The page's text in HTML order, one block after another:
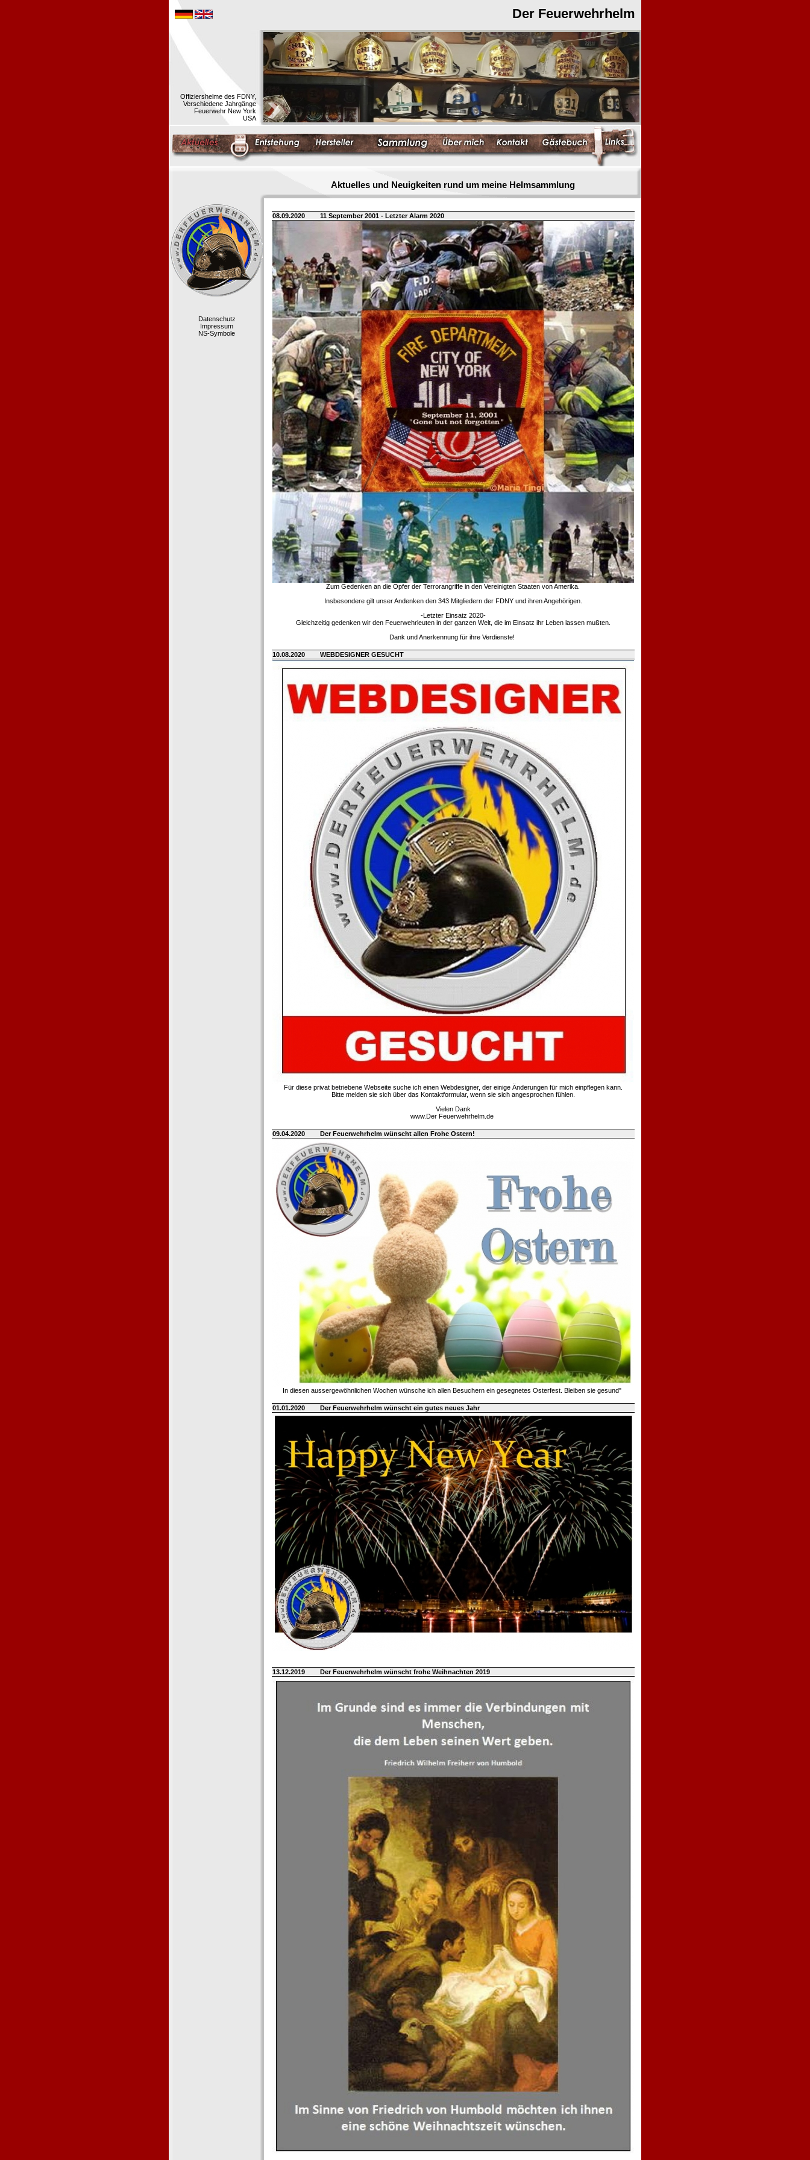
Der Feuerwehrhelm
Offiziershelme des FDNY,
Verschiedene Jahrgänge
Feuerwehr New York
USA
Aktuelles und Neuigkeiten rund um meine Helmsammlung
Datenschutz
Impressum
NS-Symbole
08.09.2020 11 September 2001 - Letzter Alarm 2020
Zum Gedenken an die Opfer der Terrorangriffe in den Vereinigten Staaten von Amerika.
Insbesondere gilt unser Andenken den 343 Mitgliedern der FDNY und ihren Angehörigen.
-Letzter Einsatz 2020-
Gleichzeitig gedenken wir den Feuerwehrleuten in der ganzen Welt, die im Einsatz ihr Leben lassen mußten.
Dank und Anerkennung für ihre Verdienste!
10.08.2020 WEBDESIGNER GESUCHT
Für diese privat betriebene Webseite suche ich einen Webdesigner, der einige Änderungen für mich einpflegen kann.
Bitte melden sie sich über das Kontaktformular, wenn sie sich angesprochen fühlen.
Vielen Dank
www.Der Feuerwehrhelm.de
09.04.2020 Der Feuerwehrhelm wünscht allen Frohe Ostern!
In diesen aussergewöhnlichen Wochen wünsche ich allen Besuchern ein gesegnetes Osterfest. Bleiben sie gesund"
01.01.2020 Der Feuerwehrhelm wünscht ein gutes neues Jahr
13.12.2019 Der Feuerwehrhelm wünscht frohe Weihnachten 2019